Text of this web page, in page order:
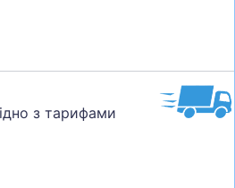
з тарифами